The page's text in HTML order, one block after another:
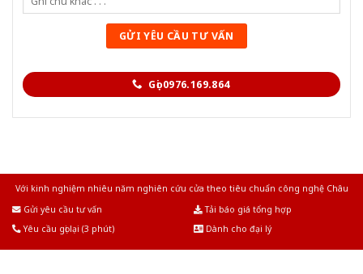
Gọi 0976.169.864
Với kinh nghiệm nhiêu năm nghiên cứu cửa theo tiêu chuẩn công nghệ Châu
Gửi yêu cầu tư vấn
Tải báo giá tổng hợp
Yêu cầu gọi lại (3 phút)
Dành cho đại lý